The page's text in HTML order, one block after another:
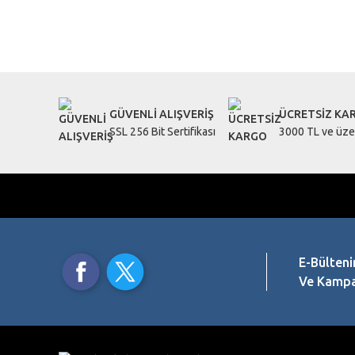
Ürün açıklamasında eksik bilgiler bulunuyor.
Ürün bilgilerinde hatalar bulunuyor.
Bu ürüne benzer farklı alternatifler olmalı.
GÜVENLİ ALIŞVERİŞ
SSL 256 Bit Sertifikası
ÜCRETSİZ
3000 TL ve
E-
Ve